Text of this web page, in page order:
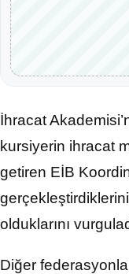
İhracat
kursiyerin ihracat
getiren EİB
olduklarını
Diğer